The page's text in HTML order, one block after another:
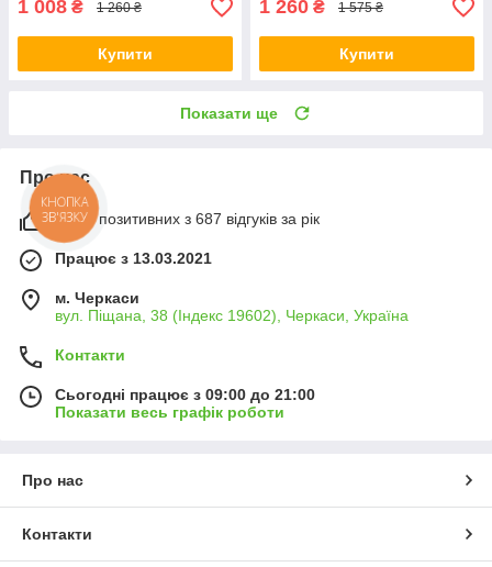
1 008 ₴ 1 260 ₴
Купити
1 260 ₴ 1 575 ₴
Купити
Показати ще
Про нас
100% позитивних з 687 відгуків за рік
Працює з 13.03.2021
м. Черкаси
вул. Піщана, 38 (Індекс 19602), Черкаси, Україна
Контакти
Сьогодні працює з 09:00 до 21:00
Показати весь графік роботи
Про нас
Контакти
КНОПКА
ЗВ'ЯЗКУ